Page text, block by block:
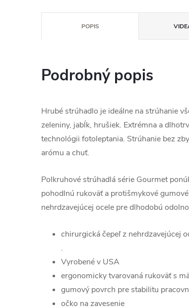
POPIS
Podrobný popis
Hrubé strúhadlo je ideálne na strúhanie
zeleniny, jabĺk, hrušiek. Extrémna a
technológii fotoleptania. Strúhanie bez
arómu a chuť.
Polkruhové strúhadlá série Gourmet
pohodlnú rukoväť a protišmykové
nehrdzavejúcej ocele pre dlhodobú
chirurgická čepeľ z nehrdzavejúcej
.
Vyrobené v USA
ergonomicky tvarovaná rukoväť s
gumový povrch pre stabilitu
očko na zavesenie